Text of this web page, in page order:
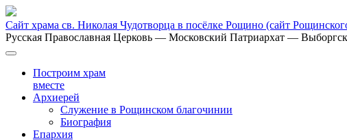
Сайт храма св. Николая Чудотворца в посёлке Рощино (сайт
Русская Православная Церковь — Московский Патриархат —
Построим храм
вместе
Архиерей
Служение в Рощинском благочинии
Биография
Епархия